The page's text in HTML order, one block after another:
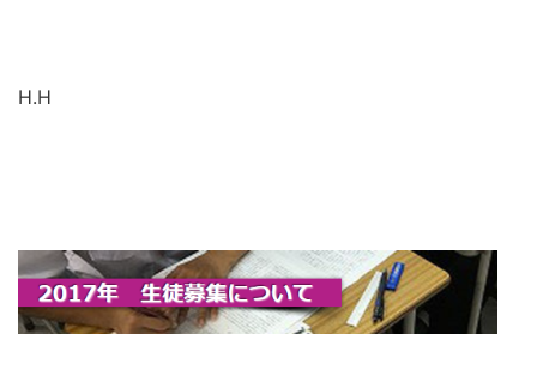
H.H